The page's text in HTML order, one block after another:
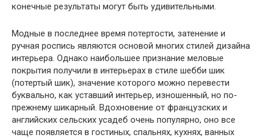
конечные результаты могут быть удивительными.
Модные в последнее время потертости, затенение и
ручная роспись являются основой многих стилей дизайна
интерьера. Однако наибольшее признание меловые
покрытия получили в интерьерах в стиле шебби шик
(потертый шик), значение которого можно перевести
буквально, как уставший интерьер, изношенный, но по-
прежнему шикарный. Вдохновение от французских и
английских сельских усадеб очень популярно, оно все
чаще появляется в гостиных, спальнях, кухнях, ванных